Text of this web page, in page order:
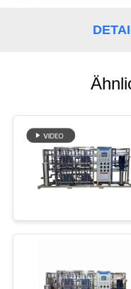
COMPANY
SITEMAP
PRIVACY
POLICY